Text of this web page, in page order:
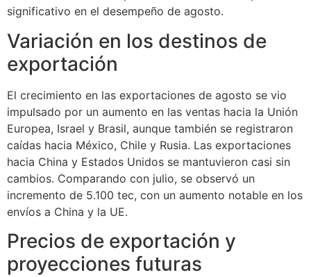
significativo en el desempeño de agosto.
Variación en los destinos de
exportación
El crecimiento en las exportaciones de agosto se vio
impulsado por un aumento en las ventas hacia la Unión
Europea, Israel y Brasil, aunque también se registraron
caídas hacia México, Chile y Rusia. Las exportaciones
hacia China y Estados Unidos se mantuvieron casi sin
cambios. Comparando con julio, se observó un
incremento de 5.100 tec, con un aumento notable en los
envíos a China y la UE.
Precios de exportación y
proyecciones futuras